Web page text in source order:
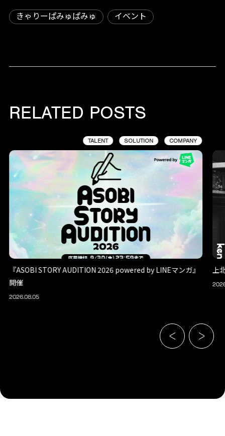
きゃりーぱみゅぱみゅ イベント
RELATED POSTS
TALENT SOLUTION COMPANY
『ASOBI STORY AUDITION 2026 powered by LINEマンガ』
開催
2026.08.05
上